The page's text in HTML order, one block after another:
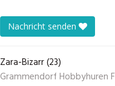
Nachricht senden
Zara-Bizarr (23)
Grammendorf Hobbyhuren